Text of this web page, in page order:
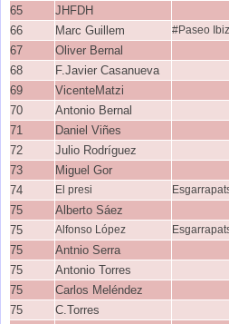
65 JHFDH
66 Marc Guillem #Paseo
67 Oliver Bernal
68 F.Javier Casanueva
69 VicenteMatzi
70 Antonio Bernal
71 Daniel Viñes
72 Julio Rodríguez
73 Miguel Gor
74 El presi
75 Alberto Sáez
75 Alfonso López
75 Antnio Serra
75 Antonio Torres
75 Carlos Meléndez
75 C.Torres